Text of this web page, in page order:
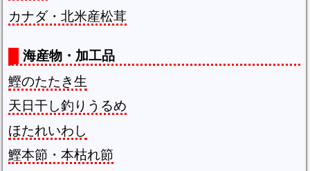
カナダ・北米産松茸
海産物・加工品
鰹のたたき生
天日干し釣りうるめ
ほたれいわし
鰹本節・本枯れ節